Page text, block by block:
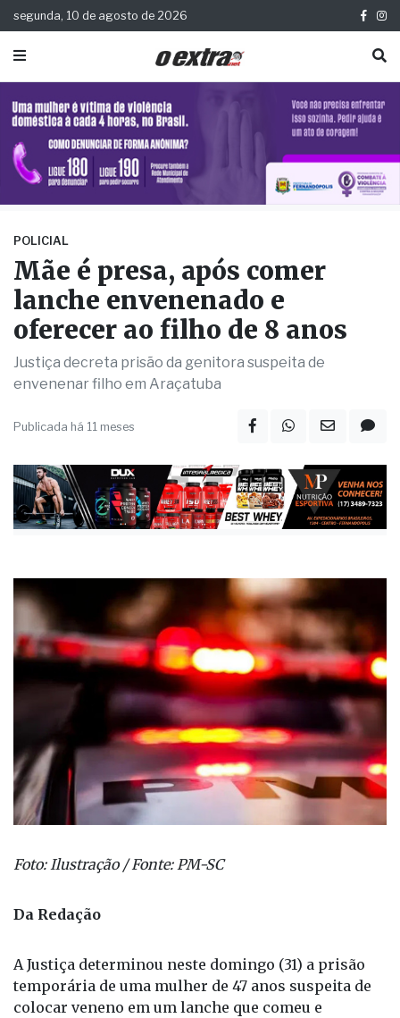
segunda, 10 de agosto de 2026
POLICIAL
Mãe é presa, após comer
lanche envenenado e
oferecer ao filho de 8 anos
Justiça decreta prisão da genitora suspeita de
envenenar filho em Araçatuba
Publicada há 11 meses
Foto: Ilustração / Fonte: PM-SC
Da Redação
A Justiça determinou neste domingo (31) a prisão
temporária de uma mulher de 47 anos suspeita de
colocar veneno em um lanche que comeu e